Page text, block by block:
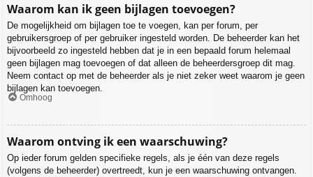
Waarom kan ik geen bijlagen toevoegen?
De mogelijkheid om bijlagen toe te voegen, kan per forum, per
gebruikersgroep of per gebruiker ingesteld worden. De beheerder kan het
bijvoorbeeld zo ingesteld hebben dat je in een bepaald forum helemaal
geen bijlagen mag toevoegen of dat alleen de beheerdersgroep dit mag.
Neem contact op met de beheerder als je niet zeker weet waarom je geen
bijlagen kan toevoegen.
Omhoog
Waarom ontving ik een waarschuwing?
Op ieder forum gelden specifieke regels, als je één van deze regels
(volgens de beheerder) overtreedt, kun je een waarschuwing ontvangen.